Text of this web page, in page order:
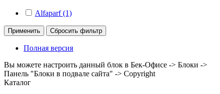
Alfaparf (1)
Применить Сбросить фильтр
Полная версия
Вы можете настроить данный блок в Бек-Офисе -> Блоки ->
Панель "Блоки в подвале сайта" -> Copyright
Каталог